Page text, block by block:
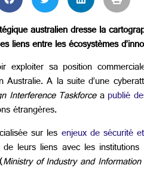
australien dresse la
liens entre les écosystèmes
sa position
A la suite d’une
Interference Taskforceapublié
étrangères.
sur les enjeux de sécurité
leurs liens avec les
Ministry of Industry and